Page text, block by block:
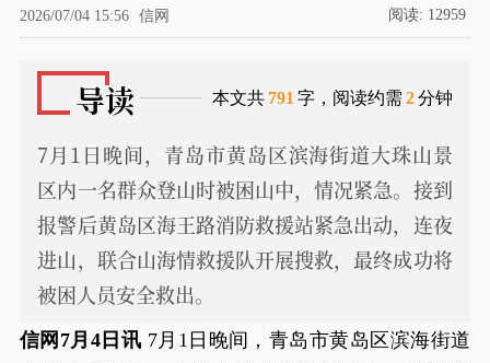
2026/07/04 15:56 信网 阅读: 12959
导读 本文共 791 字，阅读约需 2分钟
7月1日晚间，青岛市黄岛区滨海街道大珠山景
区内一名群众登山时被困山中，情况紧急。接到
报警后黄岛区海王路消防救援站紧急出动，连夜
进山，联合山海情救援队开展搜救，最终成功将
被困人员安全救出。
信网7月4日讯 7月1日晚间，青岛市黄岛区滨海街道